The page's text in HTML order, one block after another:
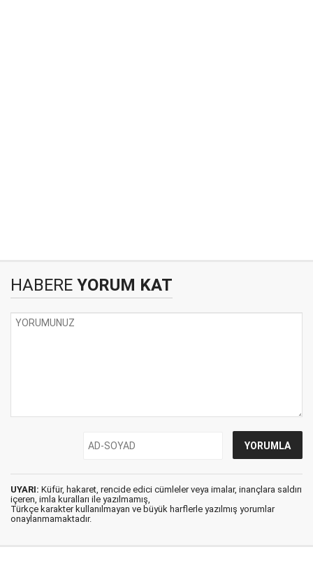
HABERE YORUM KAT
UYARI: Küfür, hakaret, rencide edici cümleler veya imalar, inançlara saldırı
içeren, imla kuralları ile yazılmamış,
Türkçe karakter kullanılmayan ve büyük harflerle yazılmış yorumlar
onaylanmamaktadır.